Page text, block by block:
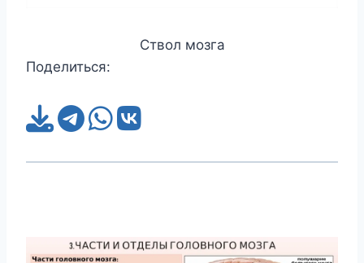
Ствол мозга
Поделиться: